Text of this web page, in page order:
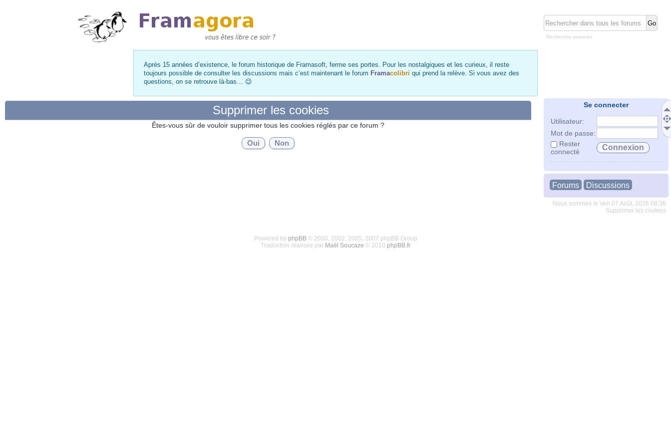
Recherche avancée
Après 15 années d’existence, le forum historique de Framasoft, ferme ses portes. Pour les nostalgiques et les curieux, il reste
toujours possible de consulter les discussions mais c’est maintenant le forum Framacolibri qui prend la relève. Si vous avez des
questions, on se retrouve là-bas… 😉
Se connecter
Utilisateur:
Mot de passe:
Rester
connecté
Forums Discussions
Nous sommes le Ven 07 Août, 2026 08:36
Supprimer les cookies
Supprimer les cookies
Êtes-vous sûr de vouloir supprimer tous les cookies réglés par ce forum ?
Powered by phpBB© 2000, 2002, 2005, 2007 phpBB Group
Traduction réalisée par Maël Soucaze © 2010 phpBB.fr